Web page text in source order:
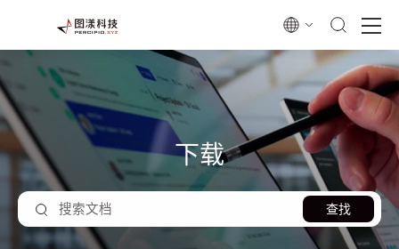
下载
查找